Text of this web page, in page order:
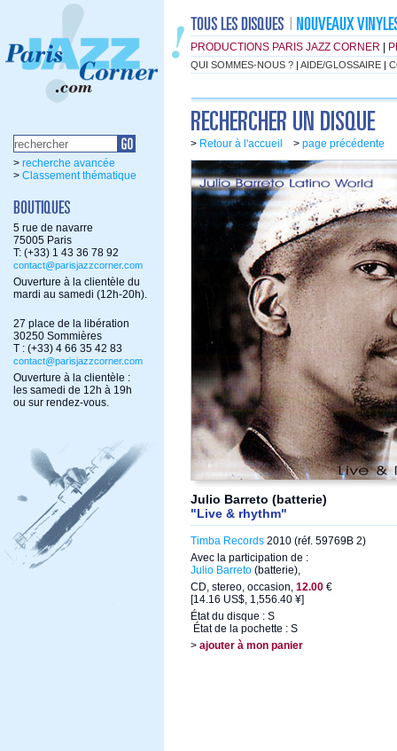
PRODUCTIONS PARIS JAZZ CORNER
QUI SOMMES-NOUS ? | AIDE/GLOSSAIRE |
> recherche avancée
> Classement thématique
5 rue de navarre
75005 Paris
T: (+33) 1 43 36 78 92
contact@parisjazzcorner.com
Ouverture à la clientèle du
mardi au samedi (12h-20h).
27 place de la libération
30250 Sommières
T : (+33) 4 66 35 42 83
contact@parisjazzcorner.com
Ouverture à la clientèle :
les samedi de 12h à 19h
ou sur rendez-vous.
> Retour à l'accueil > page précédente
Julio Barreto (batterie)
"Live & rhythm"
Timba Records 2010 (réf. 59769B 2)
Avec la participation de :
Julio Barreto (batterie),
CD, stereo, occasion, 12.00 €
[14.16 US$, 1,556.40 ¥]
État du disque : S
État de la pochette : S
> ajouter à mon panier